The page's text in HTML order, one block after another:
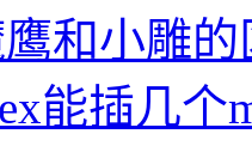
和小雕的
能插几个